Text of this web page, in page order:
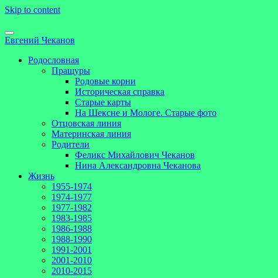
Skip to content
Евгений Чеканов
Родословная
Пращуры
Родовые корни
Историческая справка
Старые карты
На Шексне и Мологе. Старые фото
Отцовская линия
Материнская линия
Родители
Феликс Михайлович Чеканов
Нина Александровна Чеканова
Жизнь
1955-1974
1974-1977
1977-1982
1983-1985
1986-1988
1988-1990
1991-2001
2001-2010
2010-2015